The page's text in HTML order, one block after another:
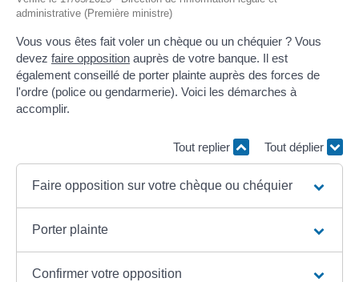
administrative (Première ministre)
Vous vous êtes fait voler un chèque ou un chéquier ? Vous
devez faire opposition auprès de votre banque. Il est
également conseillé de porter plainte auprès des forces de
l'ordre (police ou gendarmerie). Voici les démarches à
accomplir.
Tout replier Tout déplier
Faire opposition sur votre chèque ou chéquier
Porter plainte
Confirmer votre opposition